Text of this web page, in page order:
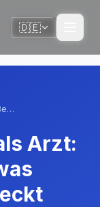
🇩🇪
🇩🇪
Website-Wechsel als Arzt: 7 Bedenken – und was wirklich dahintersteckt
Arzt: